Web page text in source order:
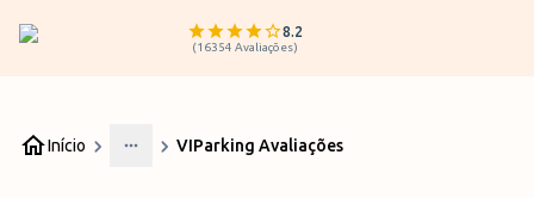
8.2
(16354 Avaliações)
Início
More
VIParking Avaliações